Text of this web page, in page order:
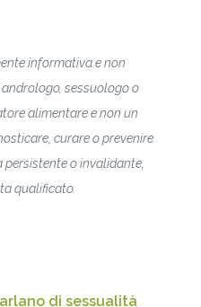
informativa e non
sessuologo o
alimentare e non un
curare o prevenire
o invalidante,
qualificato.
di sessualità